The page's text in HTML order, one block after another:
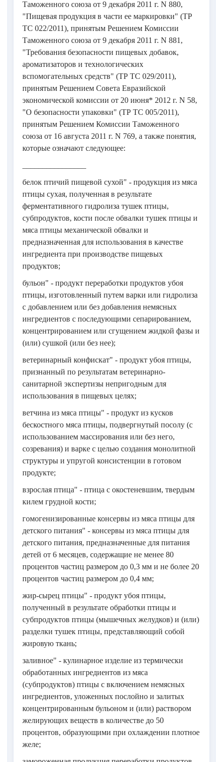
Таможенного союза от 9 декабря 2011 г. N 880,
"Пищевая продукция в части ее маркировки" (ТР
ТС 022/2011), принятым Решением Комиссии
Таможенного союза от 9 декабря 2011 г. N 881,
"Требования безопасности пищевых добавок,
ароматизаторов и технологических
вспомогательных средств" (ТР ТС 029/2011),
принятым Решением Совета Евразийской
экономической комиссии от 20 июня* 2012 г. N 58,
"О безопасности упаковки" (ТР ТС 005/2011),
принятым Решением Комиссии Таможенного
союза от 16 августа 2011 г. N 769, а также понятия,
которые означают следующее:
белок птичий пищевой сухой" - продукция из мяса
птицы сухая, полученная в результате
ферментативного гидролиза тушек птицы,
субпродуктов, кости после обвалки тушек птицы и
мяса птицы механической обвалки и
предназначенная для использования в качестве
ингредиента при производстве пищевых
продуктов;
бульон" - продукт переработки продуктов убоя
птицы, изготовленный путем варки или гидролиза
с добавлением или без добавления немясных
ингредиентов с последующими сепарированием,
концентрированием или сгущением жидкой фазы и
(или) сушкой (или без нее);
ветеринарный конфискат" - продукт убоя птицы,
признанный по результатам ветеринарно-
санитарной экспертизы непригодным для
использования в пищевых целях;
ветчина из мяса птицы" - продукт из кусков
бескостного мяса птицы, подвергнутый посолу (с
использованием массирования или без него,
созревания) и варке с целью создания монолитной
структуры и упругой консистенции в готовом
продукте;
взрослая птица" - птица с окостеневшим, твердым
килем грудной кости;
гомогенизированные консервы из мяса птицы для
детского питания" - консервы из мяса птицы для
детского питания, предназначенные для питания
детей от 6 месяцев, содержащие не менее 80
процентов частиц размером до 0,3 мм и не более 20
процентов частиц размером до 0,4 мм;
жир-сырец птицы" - продукт убоя птицы,
полученный в результате обработки птицы и
субпродуктов птицы (мышечных желудков) и (или)
разделки тушек птицы, представляющий собой
жировую ткань;
заливное" - кулинарное изделие из термически
обработанных ингредиентов из мяса
(субпродуктов) птицы с включением немясных
ингредиентов, уложенных послойно и залитых
концентрированным бульоном и (или) раствором
желирующих веществ в количестве до 50
процентов, образующими при охлаждении плотное
желе;